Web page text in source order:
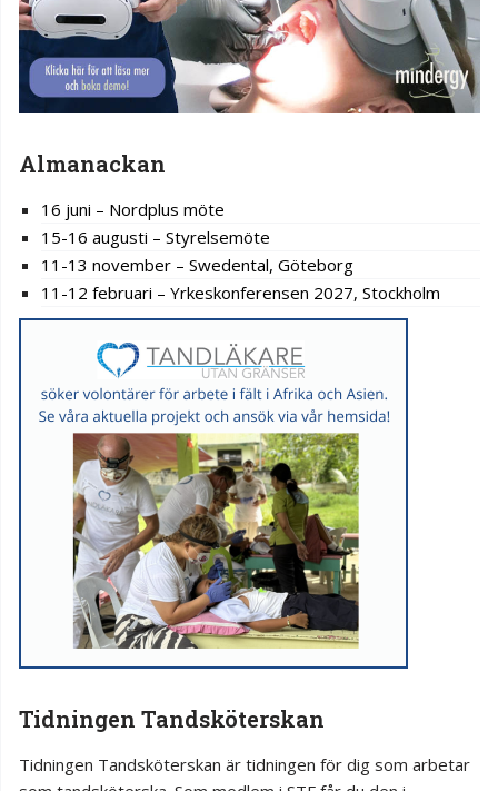
Almanackan
16 juni – Nordplus möte
15-16 augusti – Styrelsemöte
11-13 november – Swedental, Göteborg
11-12 februari – Yrkeskonferensen 2027, Stockholm
Tidningen Tandsköterskan
Tidningen Tandsköterskan är tidningen för dig som arbetar